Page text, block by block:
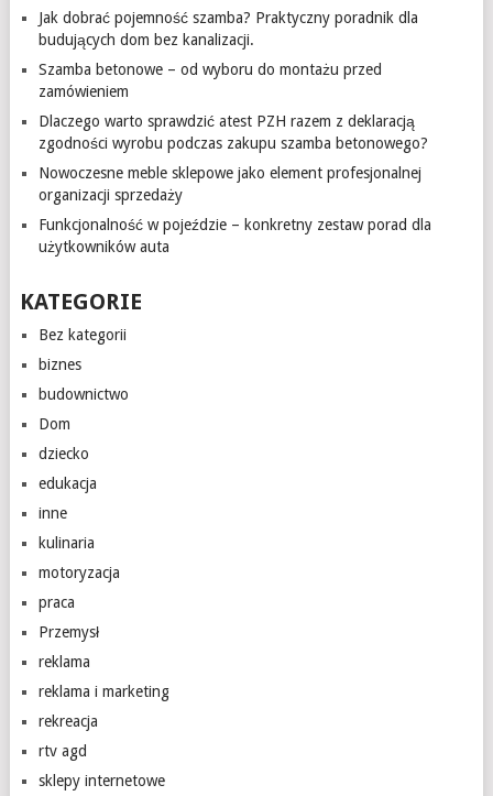
Jak dobrać pojemność szamba? Praktyczny poradnik dla
budujących dom bez kanalizacji.
Szamba betonowe – od wyboru do montażu przed
zamówieniem
Dlaczego warto sprawdzić atest PZH razem z deklaracją
zgodności wyrobu podczas zakupu szamba betonowego?
Nowoczesne meble sklepowe jako element profesjonalnej
organizacji sprzedaży
Funkcjonalność w pojeździe – konkretny zestaw porad dla
użytkowników auta
KATEGORIE
Bez kategorii
biznes
budownictwo
Dom
dziecko
edukacja
inne
kulinaria
motoryzacja
praca
Przemysł
reklama
reklama i marketing
rekreacja
rtv agd
sklepy internetowe